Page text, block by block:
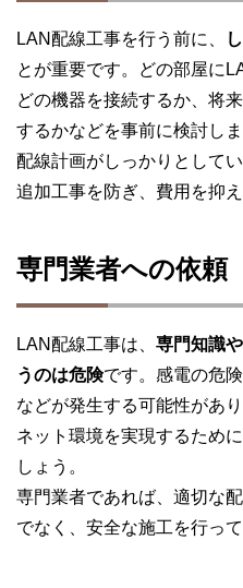
LAN配線工事を行う前に、
とが重要です。どの部屋に
どの機器を接続するか、将
するかなどを事前に検討しま
配線計画がしっかりとして
追加工事を防ぎ、費用を抑
専門業者への依頼
LAN配線工事は、 専門知識
うのは危険です。感電の危
などが発生する可能性があ
ネット環境を実現するために
しょう。
専門業者であれば、適切な
でなく、安全な施工を行って